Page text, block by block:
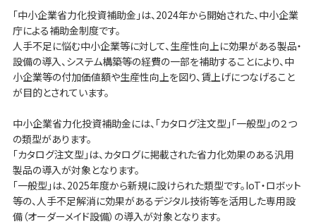
「中小企業省力化投資補助金」は、2024年から開始された、中小企業
庁による補助金制度です。
人手不足に悩む中小企業等に対して、生産性向上に効果がある製品・
設備の導入、システム構築等の経費の一部を補助することにより、中
小企業等の付加価値額や生産性向上を図り、賃上げにつなげること
が目的とされています。
中小企業省力化投資補助金には、「カタログ注文型」「一般型」の２つ
の類型があります。
「カタログ注文型」は、カタログに掲載された省力化効果のある汎用
製品の導入が対象となります。
「一般型」は、2025年度から新規に設けられた類型です。IoT・ロボット
等の、人手不足解消に効果があるデジタル技術等を活用した専用設
備（オーダーメイド設備）の導入が対象となります。